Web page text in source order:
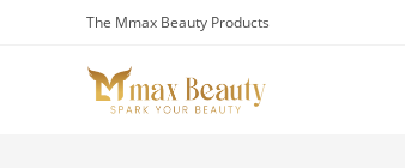
The Mmax Beauty Products